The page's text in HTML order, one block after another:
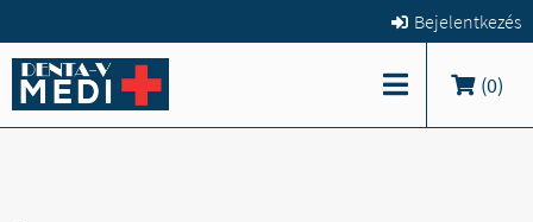
Bejelentkezés
(0)